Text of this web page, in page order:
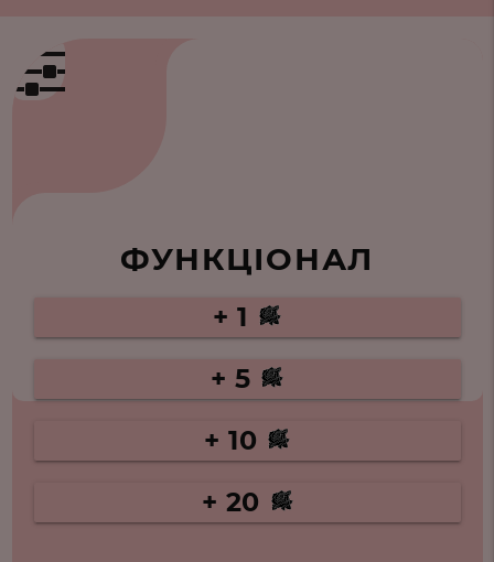
ФУНКЦІОНАЛ
+ 1
+ 5
+ 10
+ 20